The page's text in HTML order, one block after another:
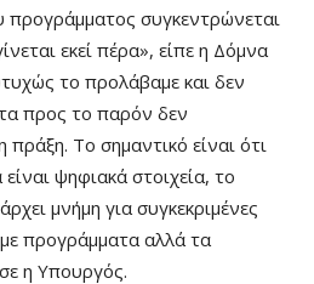
προγράμματος συγκεντρώνεται
εκεί πέρα», είπε η Δόμνα
το προλάβαμε και δεν
προς το παρόν δεν
πράξη. Το σημαντικό είναι ότι
ψηφιακά στοιχεία, το
μνήμη για συγκεκριμένες
προγράμματα αλλά τα
η Υπουργός.